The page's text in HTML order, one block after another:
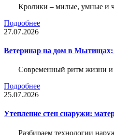
Кролики – милые, умные и
Подробнее
27.07.2026
Ветеринар на дом в Мытищах:
Современный ритм жизни и
Подробнее
25.07.2026
Утепление стен снаружи:
Разбираем технологии